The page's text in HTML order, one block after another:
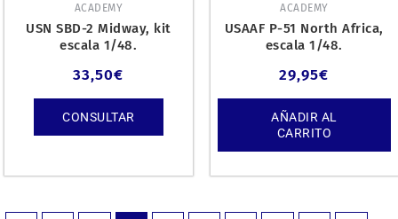
ACADEMY
USN SBD-2 Midway, kit
escala 1/48.
33,50€
CONSULTAR
ACADEMY
USAAF P-51 North Africa,
escala 1/48.
29,95€
AÑADIR AL
CARRITO